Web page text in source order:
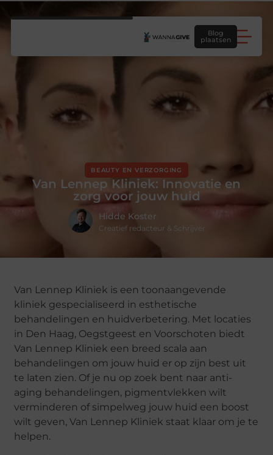
Blog
plaatsen
BEAUTY EN VERZORGING
Van Lennep Kliniek: Innovatie en
zorg voor jouw huid
Hidde Koster
Creatief redacteur & Schrijver
Van Lennep Kliniek is een toonaangevende
kliniek gespecialiseerd in esthetische
behandelingen en huidverbetering. Met locaties
in Den Haag, Oegstgeest en Voorschoten biedt
Van Lennep Kliniek een breed scala aan
behandelingen om jouw huid er op zijn best uit
te laten zien. Of je nu op zoek bent naar anti-
aging behandelingen, pigmentvlekken wilt
verminderen of simpelweg jouw huid een boost
wilt geven, Van Lennep Kliniek staat klaar om je te
helpen.